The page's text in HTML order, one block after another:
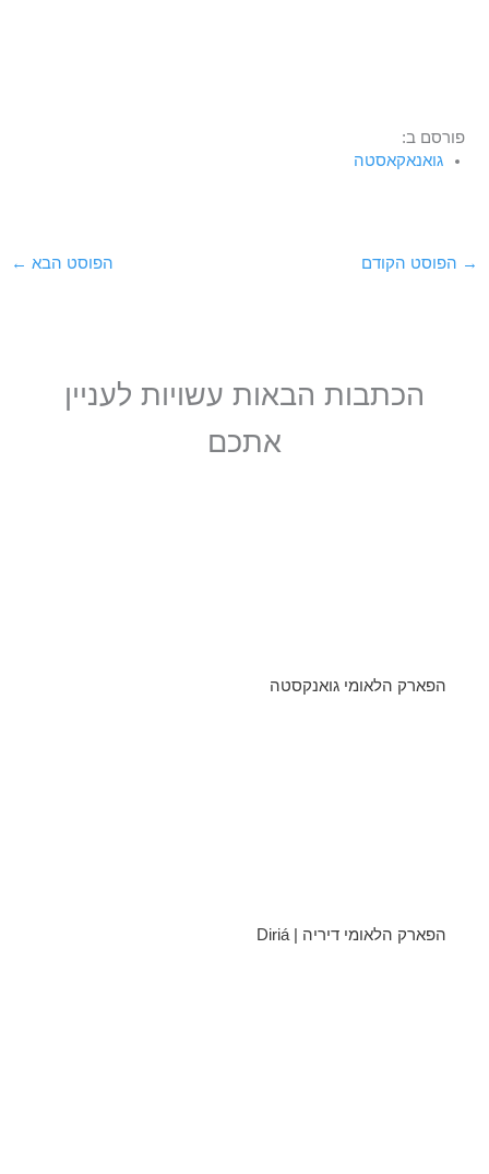
פורסם ב:
גואנאקאסטה
→ הפוסט הקודם הפוסט הבא ←
הכתבות הבאות עשויות לעניין
אתכם
הפארק הלאומי גואנקסטה
הפארק הלאומי דיריה | Diriá